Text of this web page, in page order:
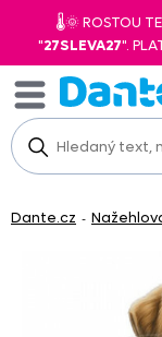
🌡️🌞 ROSTOU
"27SLEVA27".
Dante.cz -